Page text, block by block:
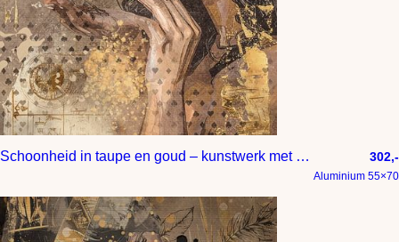
Schoonheid in taupe en goud – kunstwerk met roodborstje en Braziliaanse vrouw 302,-
Aluminium 55×70